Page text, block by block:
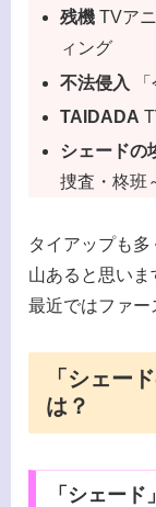
残機 TVア
ィング
不法侵入
TAIDADA
シェードの
捜査・柊班
タイアップも
山あると思いま
最近ではファー
「シェー
は？
「シェード